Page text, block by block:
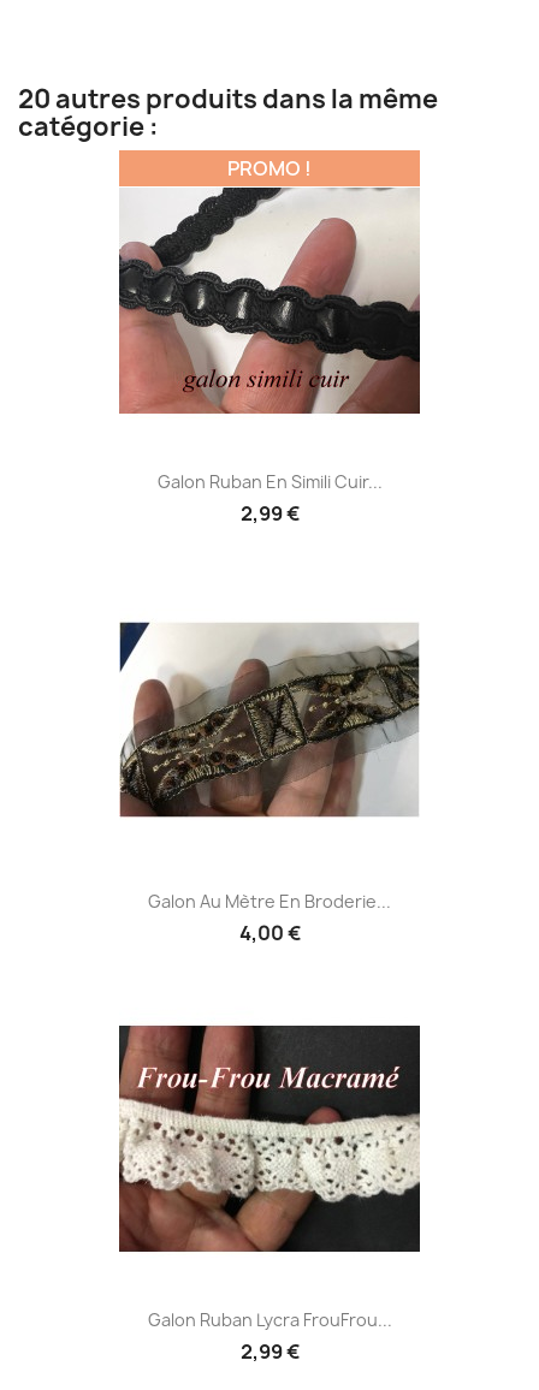
20 autres produits dans la même
catégorie :
Galon Ruban En Simili Cuir...
2,99 €
PROMO !
Galon Au Mètre En Broderie...
4,00 €
Galon Ruban Lycra FrouFrou...
2,99 €